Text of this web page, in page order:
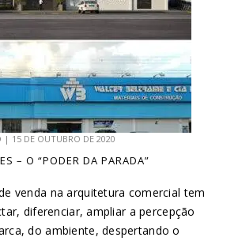
| 15 DE OUTUBRO DE 2020
– O “PODER DA PARADA”
venda na arquitetura comercial tem
diferenciar, ampliar a percepção
do ambiente, despertando o